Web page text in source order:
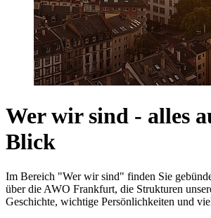
Wer wir sind - alles
Blick
Im Bereich "Wer wir sind" finden Sie
über die AWO Frankfurt, die Strukturen
Geschichte, wichtige Persönlichkeiten und